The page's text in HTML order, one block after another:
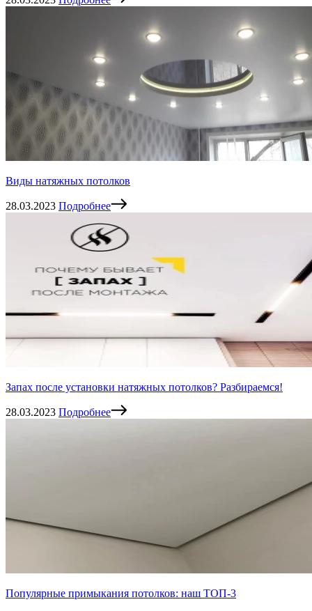
Виды натяжных потолков
28.03.2023 Подробнее
Запах после установки натяжных потолков? Разбираемся!
28.03.2023 Подробнее
Популярные примыкания потолков: наш ТОП-3